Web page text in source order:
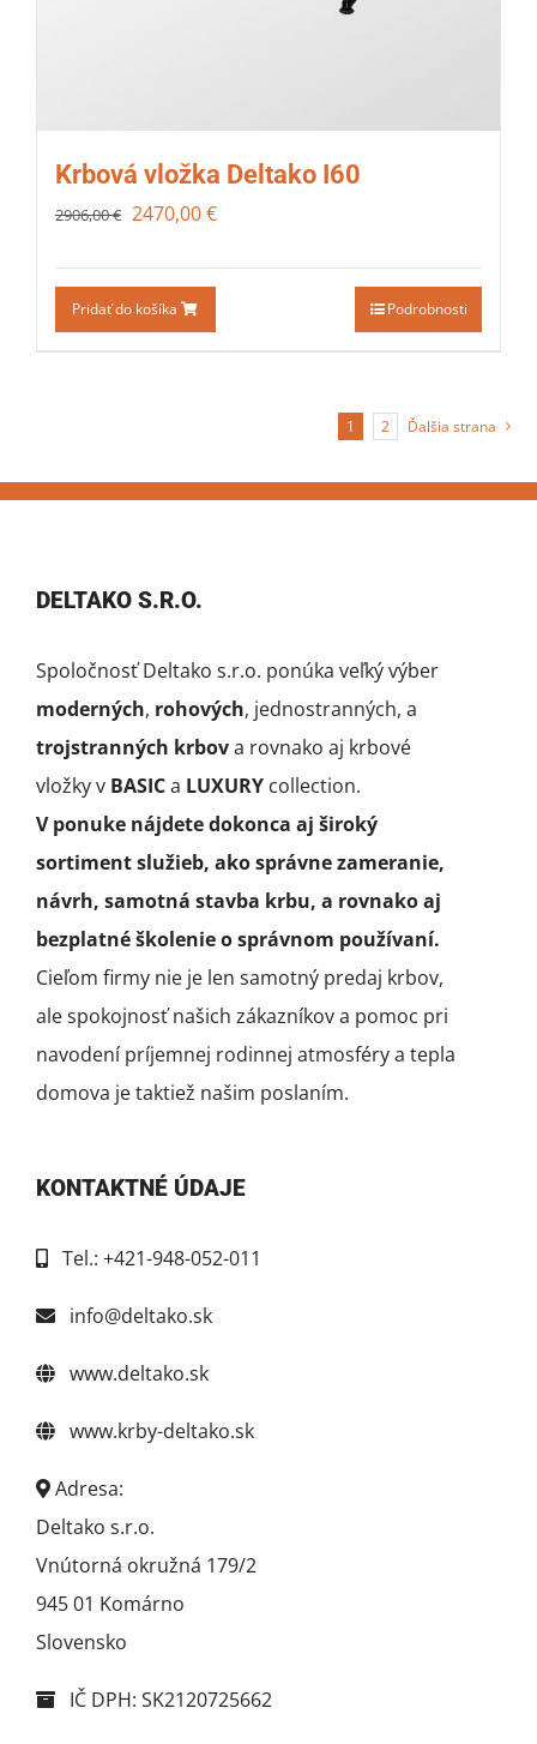
Krbová vložka Deltako I60
2906,00€ 2470,00€
Pridať do košíka Podrobnosti
1 2 Ďalšia strana
DELTAKO S.R.O.
Spoločnosť Deltako s.r.o. ponúka veľký výber
moderných, rohových, jednostranných, a
trojstranných krbova rovnako aj krbové
vložky v BASICa LUXURY collection.
V ponuke nájdete dokonca aj široký
sortiment služieb, ako správne zameranie,
návrh, samotná stavba krbu, a rovnako aj
bezplatné školenie o správnom používaní.
Cieľom firmy nie je len samotný predaj krbov,
ale spokojnosť našich zákazníkov a pomoc pri
navodení príjemnej rodinnej atmosféry a tepla
domova je taktiež našim poslaním.
KONTAKTNÉ ÚDAJE
Tel.: +421-948-052-011
info@deltako.sk
www.deltako.sk
www.krby-deltako.sk
Adresa:
Deltako s.r.o.
Vnútorná okružná 179/2
945 01 Komárno
Slovensko
IČ DPH: SK2120725662